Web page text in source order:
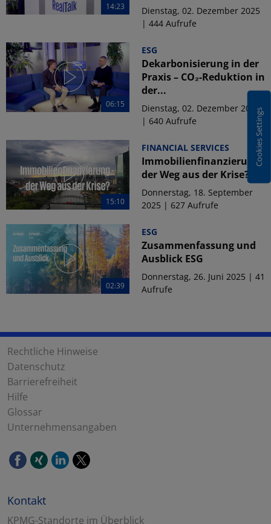
14:23
Dienstag, 02. Dezember 2025
| 444 Aufrufe
06:15
ESG
Dekarbonisierung in der
Praxis – CO₂-Reduktion in
der...
Dienstag, 02. Dezember 2025
| 640 Aufrufe
15:10
FINANCIAL SERVICES
Immobilienfinanzierung -
der Weg aus der Krise?
Donnerstag, 18. September
2025 | 627 Aufrufe
02:39
ESG
Zusammenfassung und
Ausblick ESG
Donnerstag, 26. Juni 2025 | 41
Aufrufe
Cookies Settings
Rechtliche Hinweise
Datenschutz
Barrierefreiheit
Hilfe
Glossar
Unternehmensangaben
Kontakt
KPMG-Standorte im Überblick